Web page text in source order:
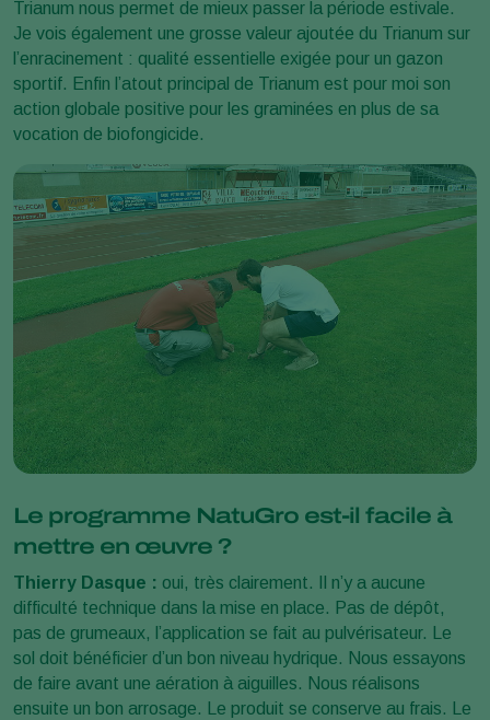
Trianum nous permet de mieux passer la période estivale.
Je vois également une grosse valeur ajoutée du Trianum sur
l’enracinement : qualité essentielle exigée pour un gazon
sportif. Enfin l’atout principal de Trianum est pour moi son
action globale positive pour les graminées en plus de sa
vocation de biofongicide.
Le programme NatuGro est-il facile à
mettre en œuvre ?
Thierry Dasque : oui, très clairement. Il n’y a aucune
difficulté technique dans la mise en place. Pas de dépôt,
pas de grumeaux, l’application se fait au pulvérisateur. Le
sol doit bénéficier d’un bon niveau hydrique. Nous essayons
de faire avant une aération à aiguilles. Nous réalisons
ensuite un bon arrosage. Le produit se conserve au frais. Le